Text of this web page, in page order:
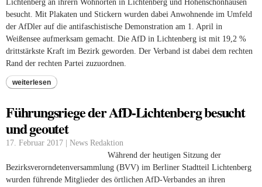
Lichtenberg an ihrern Wohnorten in Lichtenberg und Hohenschönhausen
besucht. Mit Plakaten und Stickern wurden dabei Anwohnende im Umfeld
der AfDler auf die antifaschistische Demonstration am 1. April in
Weißensee aufmerksam gemacht. Die AfD in Lichtenberg ist mit 19,2 %
drittstärkste Kraft im Bezirk geworden. Der Verband ist dabei dem rechten
Rand der rechten Partei zuzuordnen.
weiterlesen
Führungsriege der AfD-Lichtenberg besucht
und geoutet
17. Februar 2017 | News Redaktion
Während der heutigen Sitzung der
Bezirksverorndetenversammlung (BVV) im Berliner Stadtteil Lichtenberg
wurden führende Mitglieder des örtlichen AfD-Verbandes an ihren